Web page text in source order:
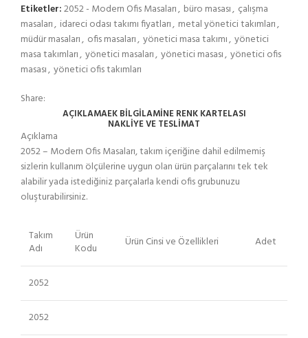
Etiketler:2052 - Modern Ofis Masaları, büro masası, çalışma
masaları, idareci odası takımı fiyatları, metal yönetici takımları,
müdür masaları, ofis masaları, yönetici masa takımı, yönetici
masa takımları, yönetici masaları, yönetici masası, yönetici ofis
masası, yönetici ofis takımları
Share:
AÇIKLAMAEK BILGILAMİNE RENK KARTELASI
NAKLIYE VE TESLIMAT
Açıklama
2052 – Modern Ofis Masaları, takım içeriğine dahil edilmemiş
sizlerin kullanım ölçülerine uygun olan ürün parçalarını tek tek
alabilir yada istediğiniz parçalarla kendi ofis grubunuzu
oluşturabilirsiniz.
Takım
Adı
Ürün
Kodu
Ürün Cinsi ve Özellikleri Adet
2052
2052